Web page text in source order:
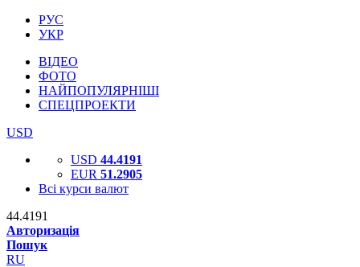
РУС
УКР
ВІДЕО
ФОТО
НАЙПОПУЛЯРНІШІ
СПЕЦПРОЕКТИ
USD
USD 44.4191
EUR 51.2905
Всі курси валют
44.4191
Авторизація
Пошук
RU